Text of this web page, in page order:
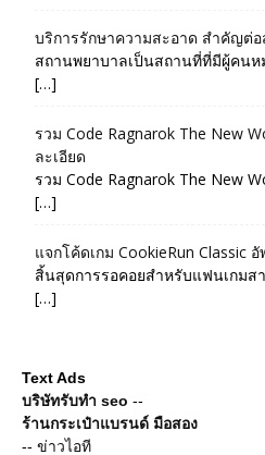
บริการรักษาความสะอาด สำคัญต่อ
สถานพยาบาลเป็นสถานที่ที่มีผู้คนห
[…]
รวม Code Ragnarok The New
ละเอียด
รวม Code Ragnarok The New
[…]
แจกโค้ดเกม CookieRun Classic
สิ้นสุดการรอคอยสำหรับแฟนเกมส
[…]
Text Ads
บริษัทรับทำ seo --
ร้านกระเป๋าแบรนด์ มือสอง
-- ข่าวไอที